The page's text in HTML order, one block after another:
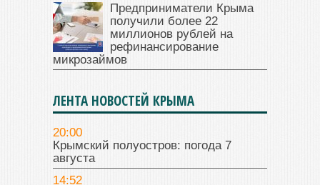
Предприниматели Крыма
получили более 22
миллионов рублей на
рефинансирование
микрозаймов
ЛЕНТА НОВОСТЕЙ КРЫМА
20:00
Крымский полуостров: погода 7
августа
14:52